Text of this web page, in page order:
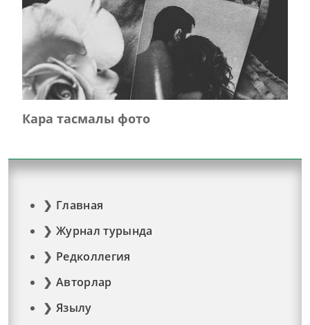
Кара тасмалы фото
Главная
Журнал турында
Редколлегия
Авторлар
Язылу